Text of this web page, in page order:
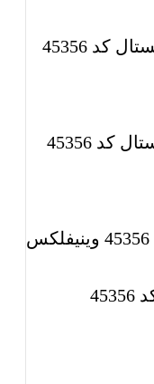
خرید اینترنتی کفپوش کریستال کد 45356
شرایط خرید کفپوش کریستال کد 45356
مزایای کفپوش کریستال کد 45356